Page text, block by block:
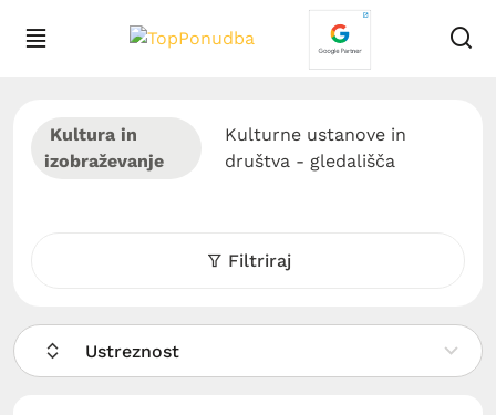
Kultura in
izobraževanje
Kulturne ustanove in
društva - gledališča
Filtriraj
Ustreznost